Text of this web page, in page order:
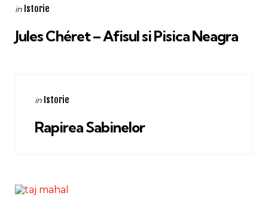
Categories
Posted
in Istorie
Jules Chéret – Afisul si Pisica Neagra
Categories
Posted
in Istorie
Rapirea Sabinelor